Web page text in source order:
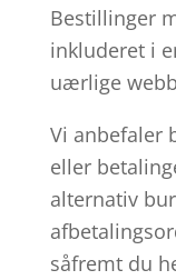
Bestillinger
inkluderet i
uærlige
Vi anbefaler
eller
alternativ
såfremt du